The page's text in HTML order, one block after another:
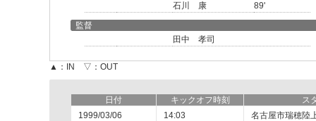
石川 康
89'
監督
田中 孝司
▲：IN ▽：OUT
日付 キックオフ時刻
ス
1999/03/06
14:03 名古屋市瑞穂陸